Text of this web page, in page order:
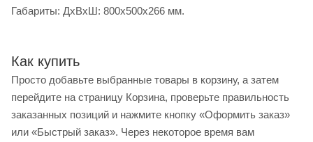
Габариты: ДхВхШ: 800x500x266 мм.
Как купить
Просто добавьте выбранные товары в корзину, а затем
перейдите на страницу Корзина, проверьте правильность
заказанных позиций и нажмите кнопку «Оформить заказ»
или «Быстрый заказ». Через некоторое время вам